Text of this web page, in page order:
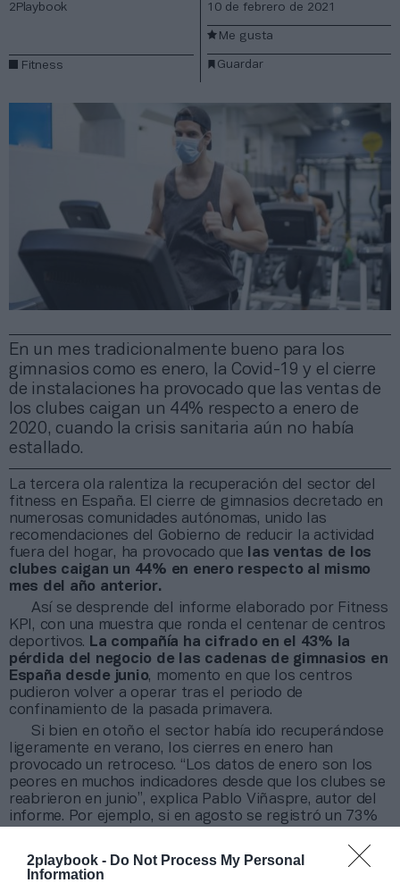
2playbook - Do Not Process My Personal
Information
En un mes tradicionalmente bueno para los
gimnasios como es enero, la Covid-19 y el cierre
de instalaciones ha provocado que las ventas de
los clubes caigan un 44% respecto a enero de
2020, cuando la crisis sanitaria aún no había
estallado.
2Playbook
Fitness
10 de febrero de 2021
Guardar
Me gusta
La tercera ola ralentiza la recuperación del sector del
fitness en España. El cierre de gimnasios decretado en
numerosas comunidades autónomas, unido las
recomendaciones del Gobierno de reducir la actividad
fuera del hogar, ha provocado que
las ventas de los
clubes caigan un 44% en enero respecto al mismo
mes del año anterior.
Así se desprende del informe elaborado por Fitness
KPI, con una muestra que ronda el centenar de centros
deportivos. La compañía ha cifrado en el 43% la
pérdida del negocio de las cadenas de gimnasios en
España desde junio, momento en que los centros
pudieron volver a operar tras el periodo de
confinamiento de la pasada primavera.
Si bien en otoño el sector había ido recuperándose
ligeramente en verano, los cierres en enero han
provocado un retroceso. “Los datos de enero son los
peores en muchos indicadores desde que los clubes se
reabrieron en junio”, explica Pablo Viñaspre, autor del
informe. Por ejemplo, si en agosto se registró un 73%
En el primer mes del año, los gimnasios contaban